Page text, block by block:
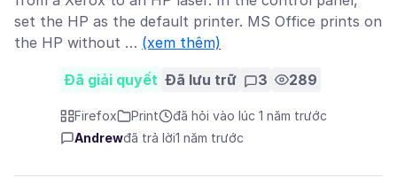
set the HP as the default printer. MS Office prints on
the HP without … (xem thêm)
Đã giải quyết Đã lưu trữ 3 289
Firefox Print
đã hỏi vào lúc 1 năm trước
Andrewđã trả lời1 năm trước